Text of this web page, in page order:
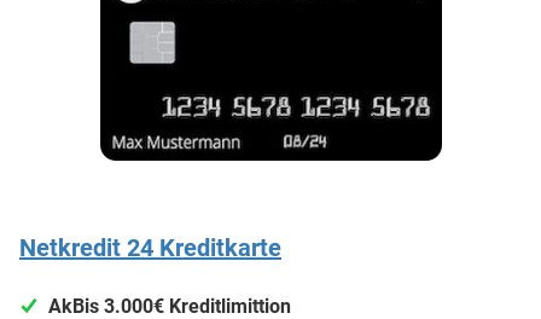
Netkredit 24 Kreditkarte
AkBis 3.000€ Kreditlimittion